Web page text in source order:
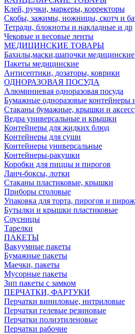
Клей, ручки, маркеры, корректоры
Скобы, зажимы, ножницы, скотч и
Тетради, блокноты и накладные и др
Чековые и весовые ленты
МЕДИЦИНСКИЕ ТОВАРЫ
Бахилы,маски,шапочки медицинские
Пакеты медицинские
Антисептики, дозаторы, коврики
ОДНОРАЗОВАЯ ПОСУДА
Алюминиевая одноразовая посуда
Бумажные одноразовые контейнеры
Стаканы бумажные, крышки и
Ведра универсальные и крышки
Контейнеры для жидких блюд
Контейнеры для суши
Контейнеры универсальные
Контейнеры-ракушки
Коробки для пиццы и пирогов
Ланч-боксы, лотки
Стаканы пластиковые, крышки
Приборы столовые
Упаковка для торта, пирогов и
Бутылки и крышки пластиковые
Соусницы
Тарелки
ПАКЕТЫ
Вакуумные пакеты
Бумажные пакеты
Маечки, пакеты
Мусорные пакеты
Зип пакеты с замком
ПЕРЧАТКИ, ФАРТУКИ
Перчатки виниловые, нитриловые
Перчатки гелевые резиновые
Перчатки полиэтиленовые
Перчатки рабочие